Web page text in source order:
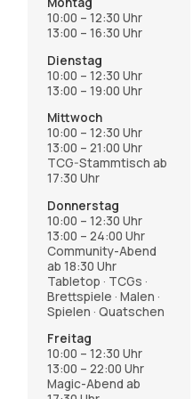
10:00 – 12:30 Uhr
13:00 – 16:30 Uhr
Dienstag
10:00 – 12:30 Uhr
13:00 – 19:00 Uhr
Mittwoch
10:00 – 12:30 Uhr
13:00 – 21:00 Uhr
TCG-Stammtisch ab
17:30 Uhr
Donnerstag
10:00 – 12:30 Uhr
13:00 – 24:00 Uhr
Community-Abend
ab 18:30 Uhr
Tabletop · TCGs ·
Brettspiele · Malen ·
Spielen · Quatschen
Freitag
10:00 – 12:30 Uhr
13:00 – 22:00 Uhr
Magic-Abend ab